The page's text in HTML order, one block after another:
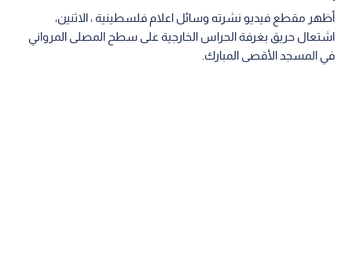
أظهر مقطع فيديو نشرته وسائل اعلام فلسطينية ، الاثنين،
اشتعال حريق بغرفة الحراس الخارجية على سطح المصلى المرواني
في المسجد الأقصى المبارك.